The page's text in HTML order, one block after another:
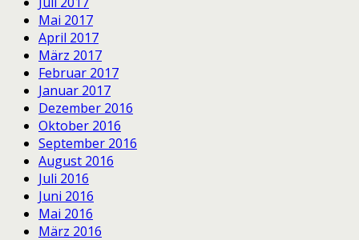
Mai 2017
April 2017
März 2017
Februar 2017
Januar 2017
Dezember 2016
Oktober 2016
September 2016
August 2016
Juli 2016
Juni 2016
Mai 2016
März 2016